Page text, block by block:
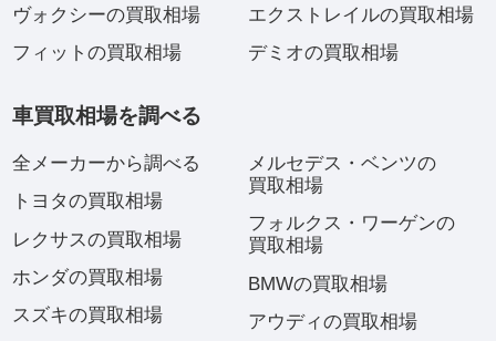
ヴォクシーの買取相場
フィットの買取相場
エクストレイルの買取相場
デミオの買取相場
車買取相場を調べる
全メーカーから調べる
トヨタの買取相場
レクサスの買取相場
ホンダの買取相場
スズキの買取相場
メルセデス・ベンツの
買取相場
フォルクス・ワーゲンの
買取相場
BMWの買取相場
アウディの買取相場